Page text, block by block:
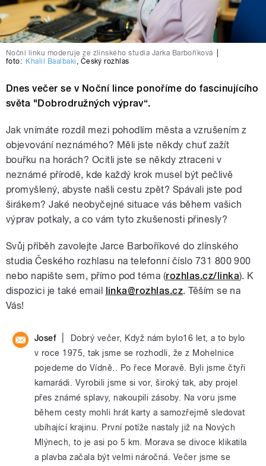
Noční linku moderuje ze zlínského studia Jarka Barboříková
foto: Khalil Baalbaki , Český rozhlas
Dnes večer se v Noční lince ponoříme do fascinujícího
světa "Dobrodružných výprav“.
Jak vnímáte rozdíl mezi pohodlím města a vzrušením z
objevování neznámého? Měli jste někdy chuť zažít
bouřku na horách? Ocitli jste se někdy ztraceni v
neznámé přírodě, kde každý krok musel být pečlivě
promyšlený, abyste našli cestu zpět? Spávali jste pod
širákem? Jaké neobyčejné situace vás během vašich
výprav potkaly, a co vám tyto zkušenosti přinesly?
Svůj příběh zavolejte Jarce Barboříkové do zlínského
studia Českého rozhlasu na telefonní číslo 731 800 900
nebo napište sem, přímo pod téma (rozhlas.cz/linka). K
dispozici je také email linka@rozhlas.cz. Těším se na
Vás!
Josef
Dobrý večer, Když nám bylo16 let, a to bylo
v roce 1975, tak jsme se rozhodli, že z Mohelnice
pojedeme do Vídně.. Po řece Moravě. Byli jsme čtyři
kamarádi. Vyrobili jsme si vor, široký tak, aby projel
přes známé splavy, nakoupili zásoby. Na voru jsme
během cesty mohli hrát karty a samozřejmě sledovat
ubíhající krajinu. První potíže nastaly již na Nových
Mlýnech, to je asi po 5 km. Morava se divoce klikatila
a plavba začala být velmi náročná. Večer jsme se